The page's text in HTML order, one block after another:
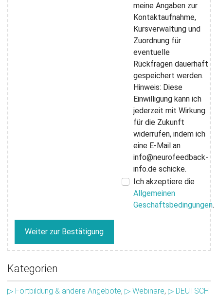
meine Angaben zur
Kontaktaufnahme,
Kursverwaltung und
Zuordnung für
eventuelle
Rückfragen dauerhaft
gespeichert werden.
Hinweis: Diese
Einwilligung kann ich
jederzeit mit Wirkung
für die Zukunft
widerrufen, indem ich
eine E-Mail an
info@neurofeedback-
info.de schicke.
Ich akzeptiere die
Allgemeinen
Geschäftsbedingungen.
Weiter zur Bestätigung
Kategorien
▷ Fortbildung & andere Angebote, ▷ Webinare, ▷ DEUTSCH